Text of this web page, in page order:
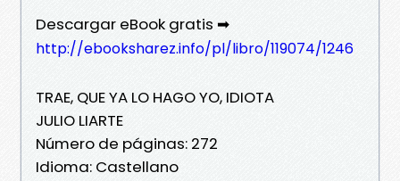
Descargar eBook gratis ➡
http://ebooksharez.info/pl/libro/119074/1246
TRAE, QUE YA LO HAGO YO, IDIOTA
JULIO LIARTE
Número de páginas: 272
Idioma: Castellano